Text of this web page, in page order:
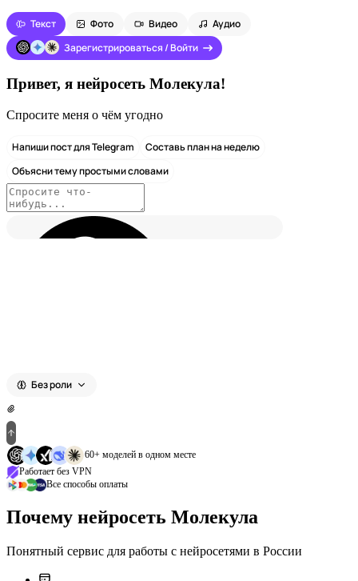
Текст Фото Видео
Аудио
Зарегистрироваться / Войти
Привет, я нейросеть Молекула!
Спросите меня о чём угодно
Напиши пост для Telegram
Составь план на неделю
Объясни тему простыми словами
Без роли
60+ моделей в одном месте
Работает без VPN
Все способы оплаты
Почему нейросеть Молекула
Понятный сервис для работы с нейросетями в России